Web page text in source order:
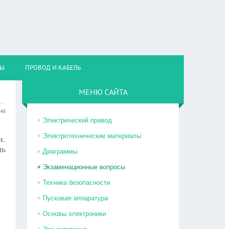
ПРОВОД И КАБЕЛЬ
МЕНЮ САЙТА
Электрический привод
Электротехнические материалы
Диаграммы
Экзаменационные вопросы
Техника безопасности
Пусковая аппаратура
Основы электроники